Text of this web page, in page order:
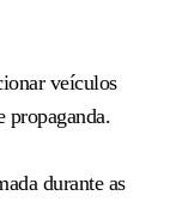
veículos
propaganda.
durante as